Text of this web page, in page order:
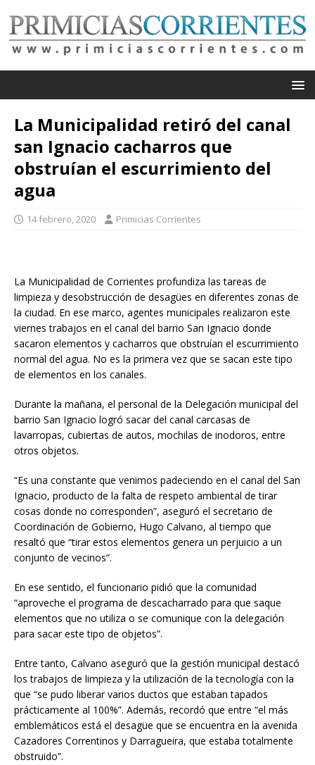
La Municipalidad retiró del canal
san Ignacio cacharros que
obstruían el escurrimiento del
agua
14 febrero, 2020 Primicias Corrientes
La Municipalidad de Corrientes profundiza las tareas de
limpieza y desobstrucción de desagües en diferentes zonas de
la ciudad. En ese marco, agentes municipales realizaron este
viernes trabajos en el canal del barrio San Ignacio donde
sacaron elementos y cacharros que obstruían el escurrimiento
normal del agua. No es la primera vez que se sacan este tipo
de elementos en los canales.
Durante la mañana, el personal de la Delegación municipal del
barrio San Ignacio logró sacar del canal carcasas de
lavarropas, cubiertas de autos, mochilas de inodoros, entre
otros objetos.
“Es una constante que venimos padeciendo en el canal del San
Ignacio, producto de la falta de respeto ambiental de tirar
cosas donde no corresponden”, aseguró el secretario de
Coordinación de Gobierno, Hugo Calvano, al tiempo que
resaltó que “tirar estos elementos genera un perjuicio a un
conjunto de vecinos”.
En ese sentido, el funcionario pidió que la comunidad
“aproveche el programa de descacharrado para que saque
elementos que no utiliza o se comunique con la delegación
para sacar este tipo de objetos”.
Entre tanto, Calvano aseguró que la gestión municipal destacó
los trabajos de limpieza y la utilización de la tecnología con la
que “se pudo liberar varios ductos que estaban tapados
prácticamente al 100%”. Además, recordó que entre “el más
emblemáticos está el desagüe que se encuentra en la avenida
Cazadores Correntinos y Darragueira, que estaba totalmente
obstruido”.